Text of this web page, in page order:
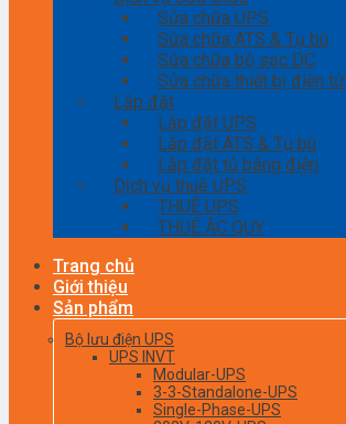
Sửa chữa UPS
Sửa chữa ATS & Tụ bù
Sửa chữa bộ sạc DC
Sửa chữa thiết bị điện tử
Lắp đặt
Lắp đặt UPS
Lắp đặt ATS & Tụ bù
Lắp đặt tủ bảng điện
Dịch vụ thuê UPS
THUÊ UPS
THUÊ ẮC QUY
Trang chủ
Giới thiệu
Sản phẩm
Bộ lưu điện UPS
UPS INVT
Modular-UPS
3-3-Standalone-UPS
Single-Phase-UPS